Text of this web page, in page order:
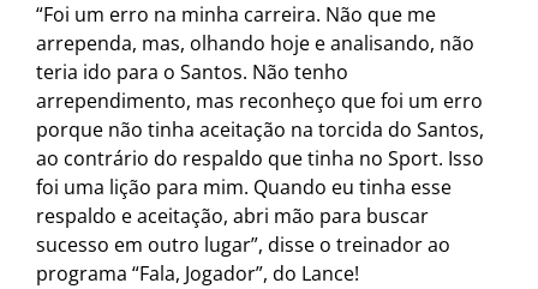
“Foi um erro na minha carreira. Não que me
arrependa, mas, olhando hoje e analisando, não
teria ido para o Santos. Não tenho
arrependimento, mas reconheço que foi um erro
porque não tinha aceitação na torcida do Santos,
ao contrário do respaldo que tinha no Sport. Isso
foi uma lição para mim. Quando eu tinha esse
respaldo e aceitação, abri mão para buscar
sucesso em outro lugar”, disse o treinador ao
programa “Fala, Jogador”, do Lance!